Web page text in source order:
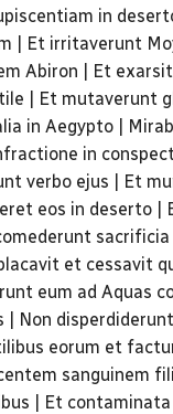
in
| Et irritaverunt
Abiron | Et
| Et mutaverunt
in Aegypto |
in
verbo ejus | Et
eos in deserto
et cessavit
eum ad Aquas
Non
eorum et
sanguinem
| Et